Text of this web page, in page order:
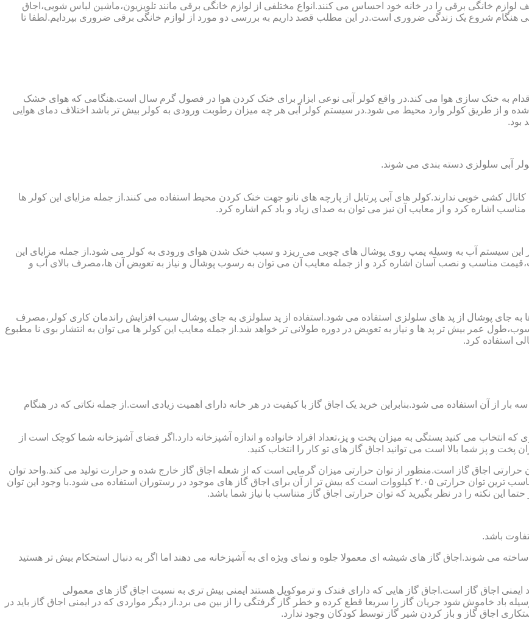
لوازم خانگی برقی را در خانه خود احساس می کنند.انواع مختلفی از لوازم خانگی برقی مانند تلویزیون،ماشین لباس شویی،اجاق
هنگام شروع یک زندگی ضروری است.در این مطلب قصد داریم به بررسی دو مورد از لوازم خانگی برقی ضروری بپردایم.لطفا تا
به خنک سازی هوا می کند.در واقع کولر آبی نوعی ابزار برای خنک کردن هوا در فصول گرم سال است.هنگامی که هوای خشک
و از طریق کولر وارد محیط می شود.در سیستم کولر آبی هر چه میزان رطوبت ورودی به کولر بیش تر باشد اختلاف دمای هوایی
بود.
کولر آبی سلولزی دسته بندی می شوند.
های کوچک تا ۲۰ مربع به کار می رود که کانال کشی خوبی ندارند.کولر های آبی پرتابل از پارچه های نانو جهت خنک کردن محیط استفاده می کنند.از جمله مزایای این کولر ها
اشاره کرد و از معایب آن نیز می توان به صدای زیاد و باد کم اشاره کرد.
این سیستم آب به وسیله پمپ روی پوشال های چوبی می ریزد و سبب خنک شدن هوای ورودی به کولر می شود.از جمله مزایای این
مناسب و نصب آسان اشاره کرد و از جمله معایب آن می توان به رسوب پوشال و نیاز به تعویض آن ها،مصرف بالای آب و
ها به جای پوشال از پد های سلولزی استفاده می شود.استفاده از پد سلولزی به جای پوشال سبب افزایش راندمان کاری کولر،مصرف
عمر بیش تر پد ها و نیاز به تعویض در دوره طولانی تر خواهد شد.از جمله معایب این کولر ها می توان به انتشار بوی نا مطبوع
استفاده کرد.
بار از آن استفاده می شود.بنابراین خرید یک اجاق گاز با کیفیت در هر خانه دارای اهمیت زیادی است.از جمله نکاتی که در هنگام
که انتخاب می کنید بستگی به میزان پخت و پز،تعداد افراد خانواده و اندازه آشپزخانه دارد.اگر فضای آشپزخانه شما کوچک است از
پخت و پز شما بالا است می توانید اجاق گاز های تو کار را انتخاب کنید.
حرارتی اجاق گاز است.منظور از توان حرارتی میزان گرمایی است که از شعله اجاق گاز خارج شده و حرارت تولید می کند.واحد توان
حرارتی BTU بر ساعت است که در ایران با کیلو وات محاسبه می شود.مناسب ترین توان حرارتی ۲.۰۵ کیلووات است که بیش تر از آن برای اجاق گاز های موجود در رستوران استفاده می شود.با وجود این توان
این نکته را در نظر بگیرید که توان حرارتی اجاق گاز متناسب با نیاز شما باشد.
می شوند.اجاق گاز های شیشه ای معمولا جلوه و نمای ویژه ای به آشپزخانه می دهند اما اگر به دنبال استحکام بیش تر هستید
ایمنی اجاق گاز است.اجاق گاز هایی که دارای فندک و ترموکوپل هستند ایمنی بیش تری به نسبت اجاق گاز های معمولی
باد خاموش شود جریان گاز را سریعا قطع کرده و خطر گاز گرفتگی را از بین می برد.از دیگر مواردی که در ایمنی اجاق گاز باید در
اجاق گاز و باز کردن شیر گاز توسط کودکان وجود ندارد.